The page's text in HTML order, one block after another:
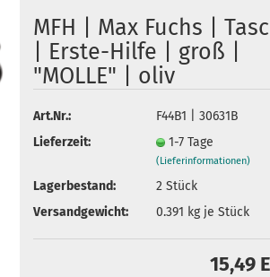
MFH | Max Fuchs |
| Erste-Hilfe | groß |
"MOLLE" | oliv
Art.Nr.:
F44B1 | 30631B
Lieferzeit:
1-7 Tage
(Lieferinformationen)
Lagerbestand: 2 Stück
Versandgewicht:
0.391 kg je Stück
15,49